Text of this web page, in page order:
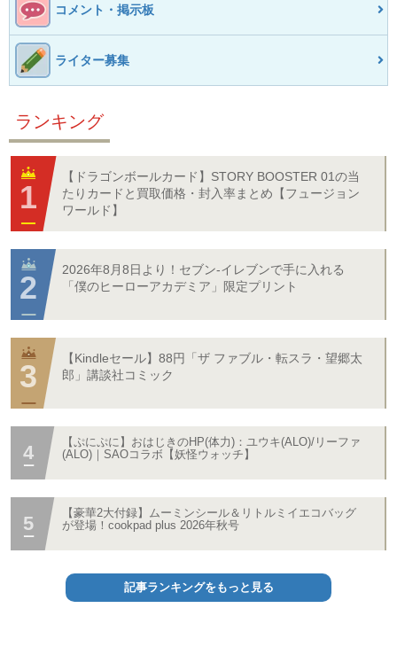
コメント・掲示板
ライター募集
ランキング
【ドラゴンボールカード】STORY BOOSTER 01の当
たりカードと買取価格・封入率まとめ【フュージョン
ワールド】
2026年8月8日より！セブン‐イレブンで手に入れる
「僕のヒーローアカデミア」限定プリント
【Kindleセール】88円「ザ ファブル・転スラ・望郷太
郎」講談社コミック
【ぷにぷに】おはじきのHP(体力)：ユウキ(ALO)/リーファ
(ALO)｜SAOコラボ【妖怪ウォッチ】
【豪華2大付録】ムーミンシール＆リトルミイエコバッグ
が登場！cookpad plus 2026年秋号
記事ランキングをもっと見る